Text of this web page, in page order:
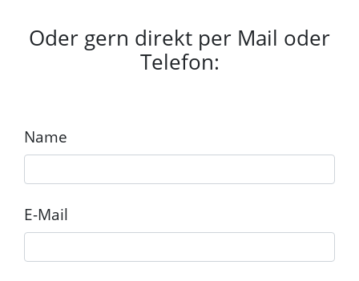
Oder gern direkt per Mail oder
Telefon:
Name
E-Mail